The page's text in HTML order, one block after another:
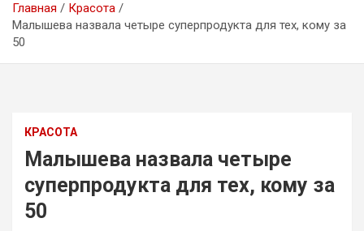
Главная
Красота
Малышева назвала четыре суперпродукта для тех, кому за
50
КРАСОТА
Малышева назвала четыре
суперпродукта для тех, кому за
50